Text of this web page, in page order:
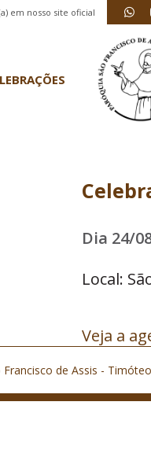
em nosso site oficial
Dia 24/
Local:
Veja a
de Assis -